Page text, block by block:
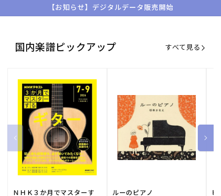
【お知らせ】デジタルデータ販売開始
国内楽譜ピックアップ すべて見る
ＮＨＫ３か月でマスターす
ルーのピアノ ピ